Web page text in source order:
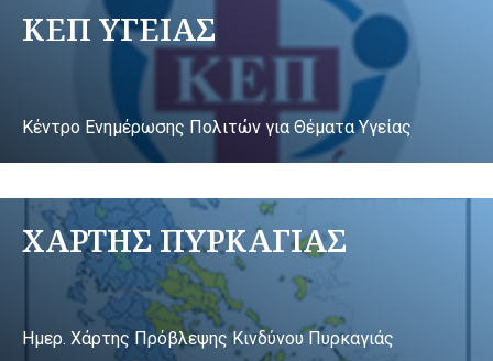
ΚΕΠ ΥΓΕΙΑΣ
Κέντρο Ενημέρωσης Πολιτών για Θέματα Υγείας
ΧΑΡΤΗΣ ΠΥΡΚΑΓΙΑΣ
Ημερ. Χάρτης Πρόβλεψης Κινδύνου Πυρκαγιάς